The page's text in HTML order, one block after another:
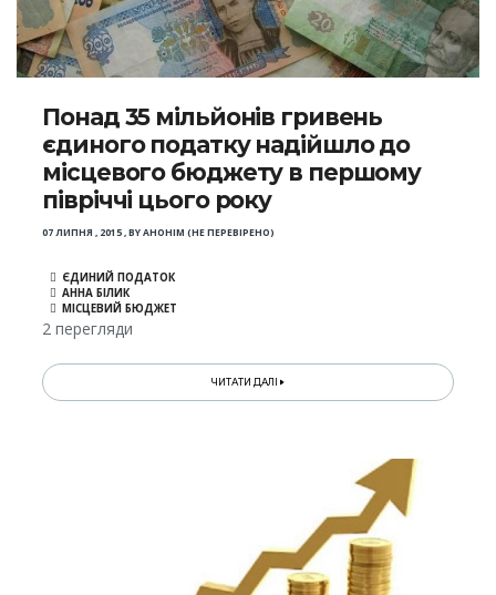
Понад 35 мільйонів гривень
єдиного податку надійшло до
місцевого бюджету в першому
півріччі цього року
07 ЛИПНЯ , 2015,BYАНОНІМ (НЕ ПЕРЕВІРЕНО)
ЄДИНИЙ ПОДАТОК
АННА БІЛИК
МІСЦЕВИЙ БЮДЖЕТ
2 перегляди
ЧИТАТИ ДАЛІ